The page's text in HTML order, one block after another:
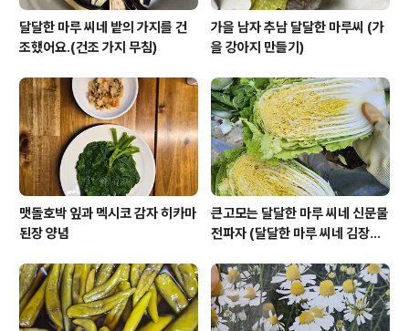
달달한 마루 씨네 밭의 가지를 건
조했어요.(건조 가지 무침)
가을 남자 추남 달달한 마루씨 (가
을 강아지 만들기)
맷돌호박 잎과 멕시코 감자 히카마
된장 양념
큰고모는 달달한 마루 씨네 신문물
전파자 (달달한 마루 씨네 김장하